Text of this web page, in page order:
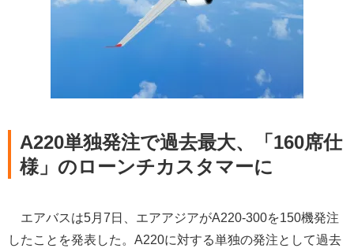
A220単独発注で過去最大、「160席仕
様」のローンチカスタマーに
エアバスは5月7日、エアアジアがA220-300を150機発注
したことを発表した。A220に対する単独の発注として過去